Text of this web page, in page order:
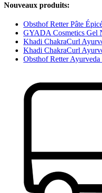
Nouveaux produits:
Obsthof Retter Pâte
GYADA Cosmetics Gel
Khadi ChakraCurl
Khadi ChakraCurl
Obsthof Retter